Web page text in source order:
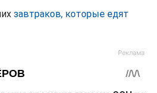
завтраков, которые едят